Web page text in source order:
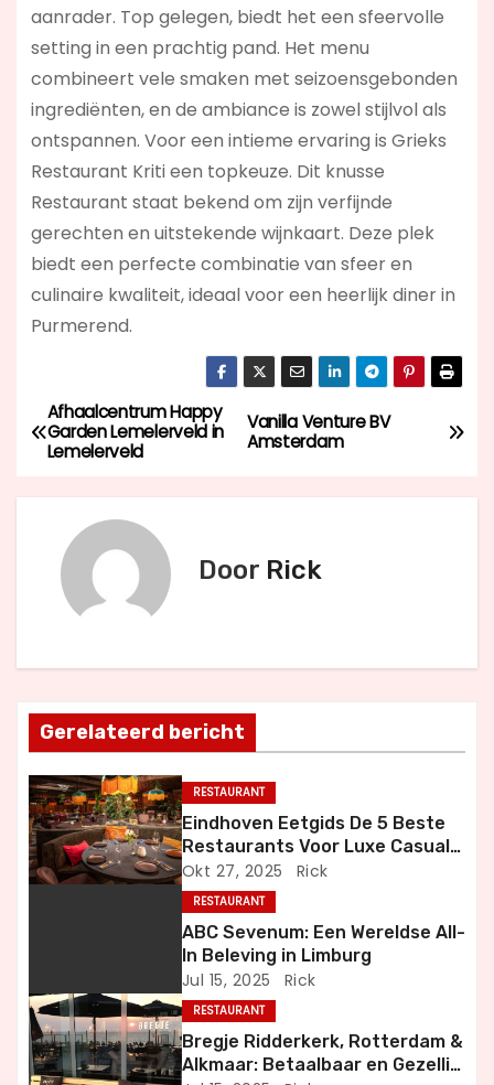
aanrader. Top gelegen, biedt het een sfeervolle
setting in een prachtig pand. Het menu
combineert vele smaken met seizoensgebonden
ingrediënten, en de ambiance is zowel stijlvol als
ontspannen. Voor een intieme ervaring is Grieks
Restaurant Kriti een topkeuze. Dit knusse
Restaurant staat bekend om zijn verfijnde
gerechten en uitstekende wijnkaart. Deze plek
biedt een perfecte combinatie van sfeer en
culinaire kwaliteit, ideaal voor een heerlijk diner in
Purmerend.
B
e
t
n
a
v
i
t
i
Vanilla Venture BV
Amsterdam
Afhaalcentrum Happy
Garden Lemelerveld in
Lemelerveld
Door Rick
Gerelateerd bericht
RESTAURANT
Eindhoven Eetgids De 5 Beste
Restaurants Voor Luxe Casual
en Bijzondere Momenten
Okt 27, 2025 Rick
RESTAURANT
ABC Sevenum: Een Wereldse All-
In Beleving in Limburg
Jul 15, 2025 Rick
RESTAURANT
Bregje Ridderkerk, Rotterdam &
Alkmaar: Betaalbaar en Gezellig